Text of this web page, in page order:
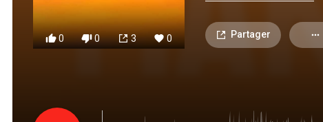
0 0 3 0 Partager